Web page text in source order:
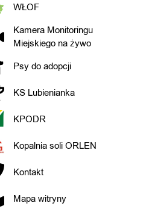
WŁOF
Kamera Monitoringu
Miejskiego na żywo
Psy do adopcji
KS Lubienianka
KPODR
Kopalnia soli ORLEN
Kontakt
Mapa witryny